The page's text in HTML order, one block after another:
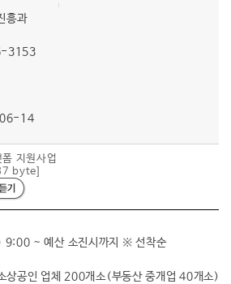
문화관광
흥과
3153
06-14
지원사업
byte]
~ 예산 소진시까지 ※ 선착순
상공인 업체 200개소(부동산 중개업 40개소)